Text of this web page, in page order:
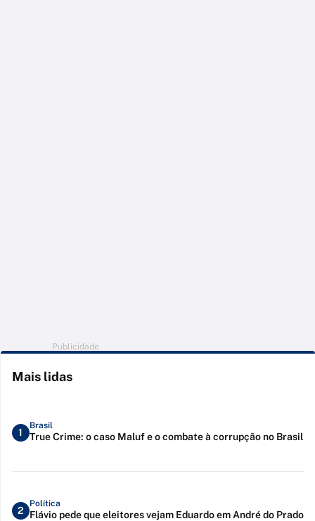
Publicidade
Mais lidas
1
Brasil
True Crime: o caso Maluf e o combate à corrupção no Brasil
2
Política
Flávio pede que eleitores vejam Eduardo em André do Prado